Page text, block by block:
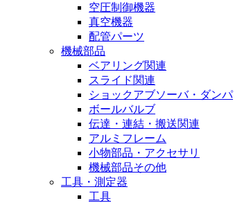
空圧制御機器
真空機器
配管パーツ
機械部品
ベアリング関連
スライド関連
ショックアブソーバ・ダンパ
ボールバルブ
伝達・連結・搬送関連
アルミフレーム
小物部品・アクセサリ
機械部品その他
工具・測定器
工具